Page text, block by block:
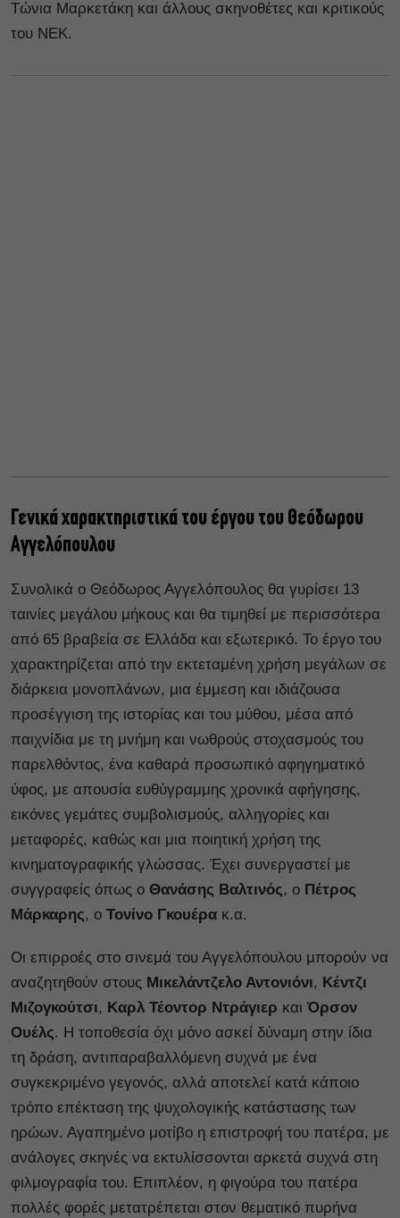
Τώνια Μαρκετάκη και άλλους σκηνοθέτες και κριτικούς
του ΝΕΚ.
Γενικά χαρακτηριστικά του έργου του Θεόδωρου
Αγγελόπουλου
Συνολικά ο Θεόδωρος Αγγελόπουλος θα γυρίσει 13
ταινίες μεγάλου μήκους και θα τιμηθεί με περισσότερα
από 65 βραβεία σε Ελλάδα και εξωτερικό. Το έργο του
χαρακτηρίζεται από την εκτεταμένη χρήση μεγάλων σε
διάρκεια μονοπλάνων, μια έμμεση και ιδιάζουσα
προσέγγιση της ιστορίας και του μύθου, μέσα από
παιχνίδια με τη μνήμη και νωθρούς στοχασμούς του
παρελθόντος, ένα καθαρά προσωπικό αφηγηματικό
ύφος, με απουσία ευθύγραμμης χρονικά αφήγησης,
εικόνες γεμάτες συμβολισμούς, αλληγορίες και
μεταφορές, καθώς και μια ποιητική χρήση της
κινηματογραφικής γλώσσας. Έχει συνεργαστεί με
συγγραφείς όπως ο Θανάσης Βαλτινός, ο Πέτρος
Μάρκαρης, ο Τονίνο Γκουέρα κ.α.
Οι επιρροές στο σινεμά του Αγγελόπουλου μπορούν να
αναζητηθούν στους Μικελάντζελο Αντονιόνι, Κέντζι
Μιζογκούτσι, Καρλ Τέοντορ Ντράγιερ και Όρσον
Ουέλς. Η τοποθεσία όχι μόνο ασκεί δύναμη στην ίδια
τη δράση, αντιπαραβαλλόμενη συχνά με ένα
συγκεκριμένο γεγονός, αλλά αποτελεί κατά κάποιο
τρόπο επέκταση της ψυχολογικής κατάστασης των
ηρώων. Αγαπημένο μοτίβο η επιστροφή του πατέρα, με
ανάλογες σκηνές να εκτυλίσσονται αρκετά συχνά στη
φιλμογραφία του. Επιπλέον, η φιγούρα του πατέρα
πολλές φορές μετατρέπεται στον θεματικό πυρήνα